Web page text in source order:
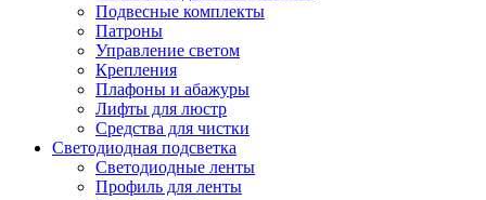
Подвесные комплекты
Патроны
Управление светом
Крепления
Плафоны и абажуры
Лифты для люстр
Средства для чистки
Светодиодная подсветка
Светодиодные ленты
Профиль для ленты